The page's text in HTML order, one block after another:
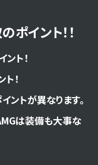
イント！！
ト！
！
ントが異なります。
は装備も大事な